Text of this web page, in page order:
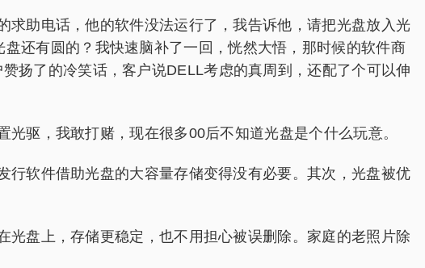
助电话，他的软件没法运行了，我告诉他，请把光盘放入光
还有圆的？我快速脑补了一回，恍然大悟，那时候的软件商
扬了的冷笑话，客户说DELL考虑的真周到，还配了个可以伸
驱，我敢打赌，现在很多00后不知道光盘是个什么玩意。
软件借助光盘的大容量存储变得没有必要。其次，光盘被优
盘上，存储更稳定，也不用担心被误删除。家庭的老照片除